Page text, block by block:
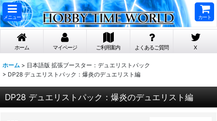
メニュー カート
ホーム マイページ ご利用案内 よくあるご質問 X
ホーム > 日本語版 拡張ブースター：デュエリストパック
> DP28 デュエリストパック：爆炎のデュエリスト編
DP28 デュエリストパック：爆炎のデュエリスト編